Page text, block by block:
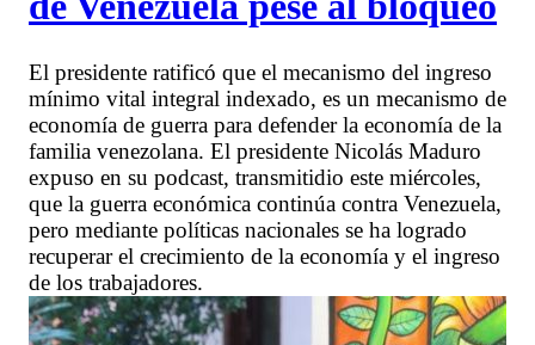
El presidente ratificó que el mecanismo del ingreso
mínimo vital integral indexado, es un mecanismo de
economía de guerra para defender la economía de la
familia venezolana. El presidente Nicolás Maduro
expuso en su podcast, transmitidio este miércoles,
que la guerra económica continúa contra Venezuela,
pero mediante políticas nacionales se ha logrado
recuperar el crecimiento de la economía y el ingreso
de los trabajadores.